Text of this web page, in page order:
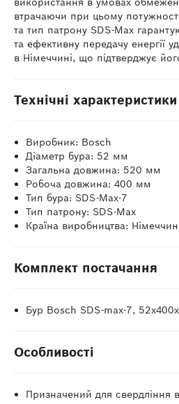
втрачаючи при цьому
та тип патрону SDS-Max
та ефективну передачу енергії
в Німеччині, що підтверджує
Технічні характеристики
Виробник: Bosch
Діаметр бура: 52 мм
Загальна довжина: 520 мм
Робоча довжина: 400 мм
Тип бура: SDS-Max-7
Тип патрону: SDS-Max
Країна виробництва:
Комплект постачання
Бур Bosch SDS-max-7,
Особливості
Призначений для свердління